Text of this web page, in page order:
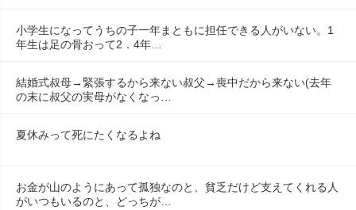
小学生になってうちの子一年まともに担任できる人がいない。1
年生は足の骨おって2．4年…
結婚式叔母→緊張するから来ない叔父→喪中だから来ない(去年
の末に叔父の実母がなくなっ…
夏休みって死にたくなるよね
お金が山のようにあって孤独なのと、貧乏だけど支えてくれる人
がいつもいるのと、どっちが…